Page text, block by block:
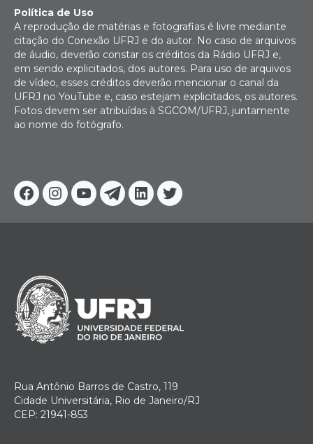
Facebook
Instagram
YoutubeTelegram
Linkedin
Twitter
Política de Uso
A reprodução de matérias e fotografias é livre mediante
citação do Conexão UFRJ e do autor. No caso de arquivos
de áudio, deverão constar os créditos da Rádio UFRJ e,
em sendo explicitados, dos autores. Para uso de arquivos
de vídeo, esses créditos deverão mencionar o canal da
UFRJ no YouTube e, caso estejam explicitados, os autores.
Fotos devem ser atribuídas à SGCOM/UFRJ, juntamente
ao nome do fotógrafo.
Rua Antônio Barros de Castro, 119
Cidade Universitária, Rio de Janeiro/RJ
CEP: 21941-853